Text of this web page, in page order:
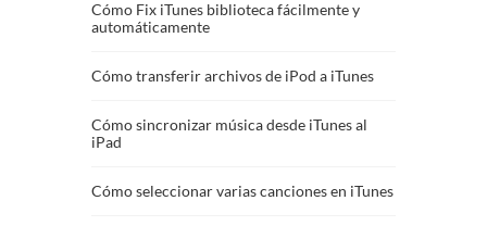
Cómo Fix iTunes biblioteca fácilmente y
automáticamente
Cómo transferir archivos de iPod a iTunes
Cómo sincronizar música desde iTunes al
iPad
Cómo seleccionar varias canciones en iTunes